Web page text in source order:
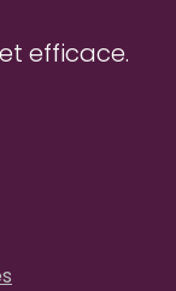
efficace.